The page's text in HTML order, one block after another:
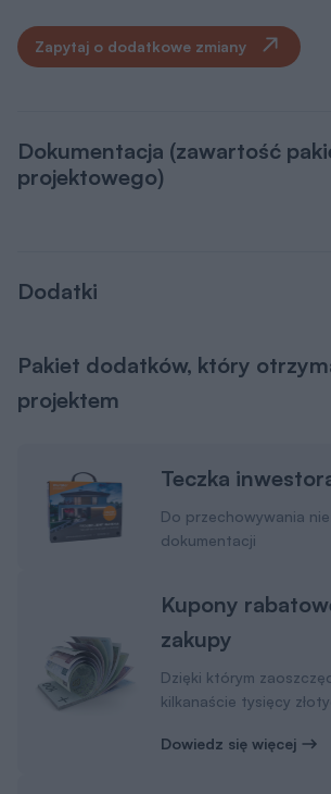
Zapytaj o dodatkowe zmiany
Dokumentacja (zawartość
projektowego)
Dodatki
Pakiet dodatków, który
projektem
Teczka
Do przechowywania
dokumentacji
Kupony
zakupy
Dzięki którym
kilkanaście tysięcy
Dowiedz się więcej